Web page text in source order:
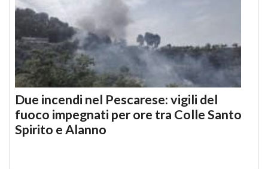
Due incendi nel Pescarese: vigili del
fuoco impegnati per ore tra Colle Santo
Spirito e Alanno